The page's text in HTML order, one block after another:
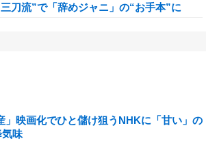
刀流”で「辞めジャニ」の“お手本”に
」映画化でひと儲け狙うNHKに「甘い」の
味